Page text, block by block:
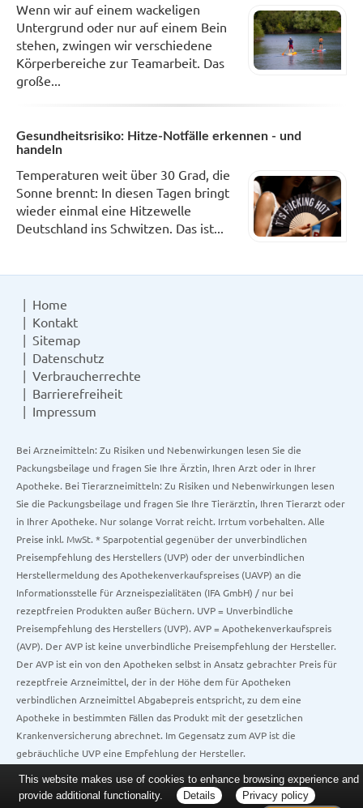
Wenn wir auf einem wackeligen
Untergrund oder nur auf einem Bein
stehen, zwingen wir verschiedene
Körperbereiche zur Teamarbeit. Das
große...
Gesundheitsrisiko: Hitze-Notfälle erkennen - und
handeln
Temperaturen weit über 30 Grad, die
Sonne brennt: In diesen Tagen bringt
wieder einmal eine Hitzewelle
Deutschland ins Schwitzen. Das ist...
Home
Kontakt
Sitemap
Datenschutz
Verbraucherrechte
Barrierefreiheit
Impressum
Bei Arzneimitteln: Zu Risiken und Nebenwirkungen lesen Sie die
Packungsbeilage und fragen Sie Ihre Ärztin, Ihren Arzt oder in Ihrer
Apotheke. Bei Tierarzneimitteln: Zu Risiken und Nebenwirkungen lesen
Sie die Packungsbeilage und fragen Sie Ihre Tierärztin, Ihren Tierarzt oder
in Ihrer Apotheke. Nur solange Vorrat reicht. Irrtum vorbehalten. Alle
Preise inkl. MwSt. * Sparpotential gegenüber der unverbindlichen
Preisempfehlung des Herstellers (UVP) oder der unverbindlichen
Herstellermeldung des Apothekenverkaufspreises (UAVP) an die
Informationsstelle für Arzneispezialitäten (IFA GmbH) / nur bei
rezeptfreien Produkten außer Büchern. UVP = Unverbindliche
Preisempfehlung des Herstellers (UVP). AVP = Apothekenverkaufspreis
(AVP). Der AVP ist keine unverbindliche Preisempfehlung der Hersteller.
Der AVP ist ein von den Apotheken selbst in Ansatz gebrachter Preis für
rezeptfreie Arzneimittel, der in der Höhe dem für Apotheken
verbindlichen Arzneimittel Abgabepreis entspricht, zu dem eine
Apotheke in bestimmten Fällen das Produkt mit der gesetzlichen
Krankenversicherung abrechnet. Im Gegensatz zum AVP ist die
gebräuchliche UVP eine Empfehlung der Hersteller.
This website makes use of cookies to enhance browsing experience and
provide additional functionality.
Details Privacy policy